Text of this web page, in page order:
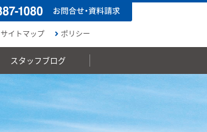
サイトマップ ポリシー
スタッフブログ